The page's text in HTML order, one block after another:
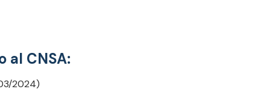
al CNSA:
2024)